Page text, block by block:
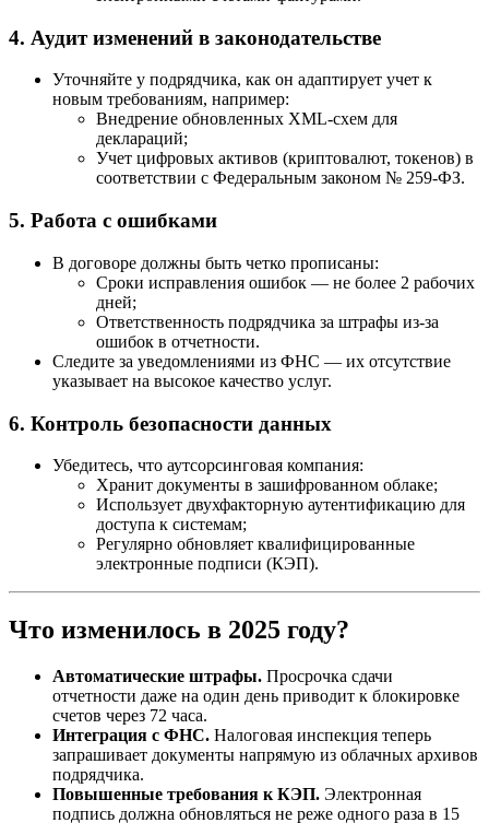
4. Аудит изменений в законодательстве
Уточняйте у подрядчика, как он адаптирует учет к
новым требованиям, например:
Внедрение обновленных XML-схем для
деклараций;
Учет цифровых активов (криптовалют, токенов) в
соответствии с Федеральным законом № 259-ФЗ.
5. Работа с ошибками
В договоре должны быть четко прописаны:
Сроки исправления ошибок — не более 2 рабочих
дней;
Ответственность подрядчика за штрафы из-за
ошибок в отчетности.
Следите за уведомлениями из ФНС — их отсутствие
указывает на высокое качество услуг.
6. Контроль безопасности данных
Убедитесь, что аутсорсинговая компания:
Хранит документы в зашифрованном облаке;
Использует двухфакторную аутентификацию для
доступа к системам;
Регулярно обновляет квалифицированные
электронные подписи (КЭП).
Что изменилось в 2025 году?
Автоматические штрафы. Просрочка сдачи
отчетности даже на один день приводит к блокировке
счетов через 72 часа.
Интеграция с ФНС. Налоговая инспекция теперь
запрашивает документы напрямую из облачных архивов
подрядчика.
Повышенные требования к КЭП. Электронная
подпись должна обновляться не реже одного раза в 15